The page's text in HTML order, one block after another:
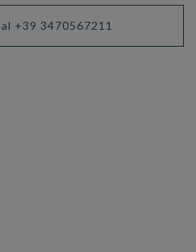
+39 3470567211